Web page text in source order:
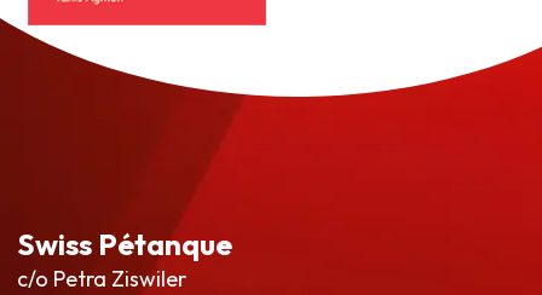
Swiss Pétanque
c/o Petra Ziswiler